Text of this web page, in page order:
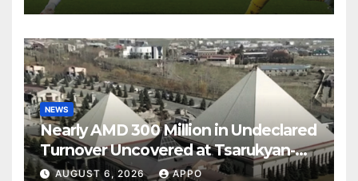
NEWS
Nearly AMD 300 Million in Undeclared
Turnover Uncovered at Tsarukyan-
Owned Entertainment Center
AUGUST 6, 2026 APPO